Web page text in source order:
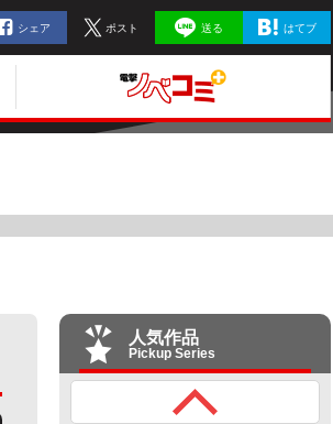
シェア ポスト 送る はてブ
人気作品
Pickup Series